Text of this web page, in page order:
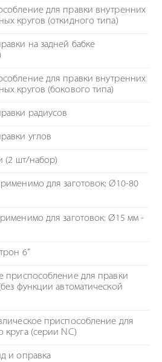
для правки внутренних
кругов (откидного типа)
на задней бабке
для правки внутренних
кругов (бокового типа)
радиусов
углов
(2 шт/набор)
для заготовок: Ø10-80
для заготовок: Ø15 мм -
6”
приспособление для правки
функции автоматической
приспособление для
(серии NC)
и оправка